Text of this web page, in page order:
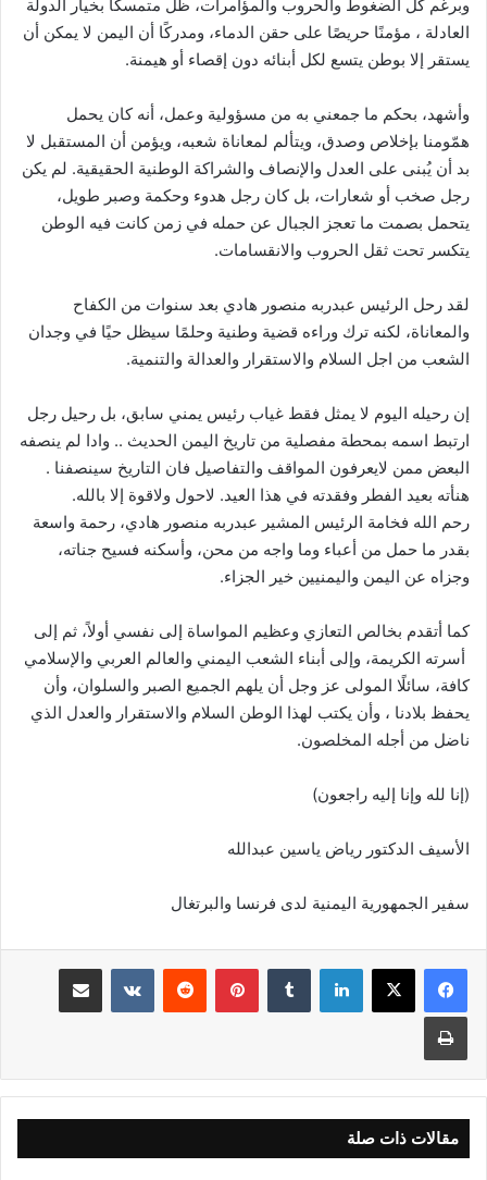
وبرغم كل الضغوط والحروب والمؤامرات، ظل متمسكًا بخيار الدولة
العادلة ، مؤمنًا حريصًا على حقن الدماء، ومدركًا أن اليمن لا يمكن أن
يستقر إلا بوطن يتسع لكل أبنائه دون إقصاء أو هيمنة.
وأشهد، بحكم ما جمعني به من مسؤولية وعمل، أنه كان يحمل
همّومنا بإخلاص وصدق، ويتألم لمعاناة شعبه، ويؤمن أن المستقبل لا
بد أن يُبنى على العدل والإنصاف والشراكة الوطنية الحقيقية. لم يكن
رجل صخب أو شعارات، بل كان رجل هدوء وحكمة وصبر طويل،
يتحمل بصمت ما تعجز الجبال عن حمله في زمن كانت فيه الوطن
يتكسر تحت ثقل الحروب والانقسامات.
لقد رحل الرئيس عبدربه منصور هادي بعد سنوات من الكفاح
والمعاناة، لكنه ترك وراءه قضية وطنية وحلمًا سيظل حيًا في وجدان
الشعب من اجل السلام والاستقرار والعدالة والتنمية.
إن رحيله اليوم لا يمثل فقط غياب رئيس يمني سابق، بل رحيل رجل
ارتبط اسمه بمحطة مفصلية من تاريخ اليمن الحديث .. وادا لم ينصفه
البعض ممن لايعرفون المواقف والتفاصيل فان التاريخ سينصفنا .
هنأته بعيد الفطر وفقدته في هذا العيد. لاحول ولاقوة إلا بالله.
رحم الله فخامة الرئيس المشير عبدربه منصور هادي، رحمة واسعة
بقدر ما حمل من أعباء وما واجه من محن، وأسكنه فسيح جناته،
وجزاه عن اليمن واليمنيين خير الجزاء.
كما أتقدم بخالص التعازي وعظيم المواساة إلى نفسي أولاً، ثم إلى
أسرته الكريمة، وإلى أبناء الشعب اليمني والعالم العربي والإسلامي
كافة، سائلًا المولى عز وجل أن يلهم الجميع الصبر والسلوان، وأن
يحفظ بلادنا ، وأن يكتب لهذا الوطن السلام والاستقرار والعدل الذي
ناضل من أجله المخلصون.
(إنا لله وإنا إليه راجعون)
الأسيف الدكتور رياض ياسين عبدالله
سفير الجمهورية اليمنية لدى فرنسا والبرتغال
لينكدإن بينتيريست مشاركة عبر البريد
طباعة
مقالات ذات صلة